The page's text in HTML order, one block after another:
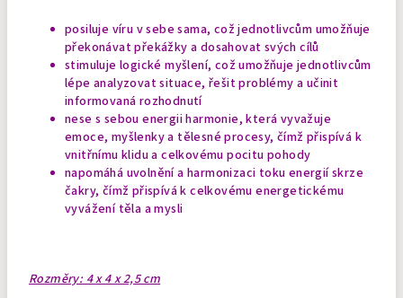
posiluje víru v sebe sama, což jednotlivcům umožňuje
překonávat překážky a dosahovat svých cílů
stimuluje logické myšlení, což umožňuje jednotlivcům
lépe analyzovat situace, řešit problémy a učinit
informovaná rozhodnutí
nese s sebou energii harmonie, která vyvažuje
emoce, myšlenky a tělesné procesy, čímž přispívá k
vnitřnímu klidu a celkovému pocitu pohody
napomáhá uvolnění a harmonizaci toku energií skrze
čakry, čímž přispívá k celkovému energetickému
vyvážení těla a mysli
Rozměry: 4 x 4 x 2,5 cm